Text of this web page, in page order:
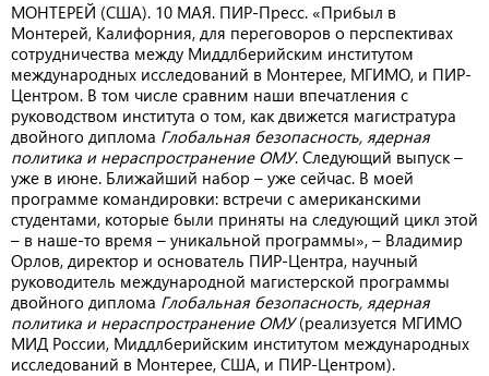
МОНТЕРЕЙ (США). 10 МАЯ. ПИР-Пресс. «Прибыл в
Монтерей, Калифорния, для переговоров о перспективах
сотрудничества между Миддлберийским институтом
международных исследований в Монтерее, МГИМО, и ПИР-
Центром. В том числе сравним наши впечатления с
руководством института о том, как движется магистратура
двойного диплома Глобальная безопасность, ядерная
политика и нераспространение ОМУ. Следующий выпуск –
уже в июне. Ближайший набор – уже сейчас. В моей
программе командировки: встречи с американскими
студентами, которые были приняты на следующий цикл этой
– в наше-то время – уникальной программы», – Владимир
Орлов, директор и основатель ПИР-Центра, научный
руководитель международной магистерской программы
двойного диплома Глобальная безопасность, ядерная
политика и нераспространение ОМУ(реализуется МГИМО
МИД России, Миддлберийским институтом международных
исследований в Монтерее, США, и ПИР-Центром).